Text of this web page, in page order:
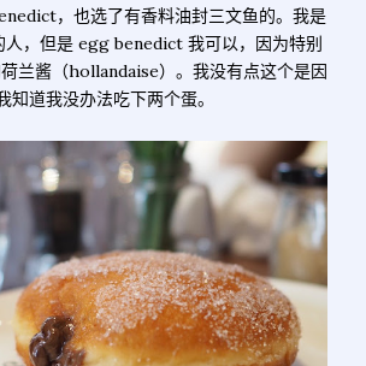
，也选了有香料油封三文鱼的。我是
人，但是 egg benedict 我可以，因为特别
兰酱（hollandaise）。我没有点这个是因
知道我没办法吃下两个蛋。